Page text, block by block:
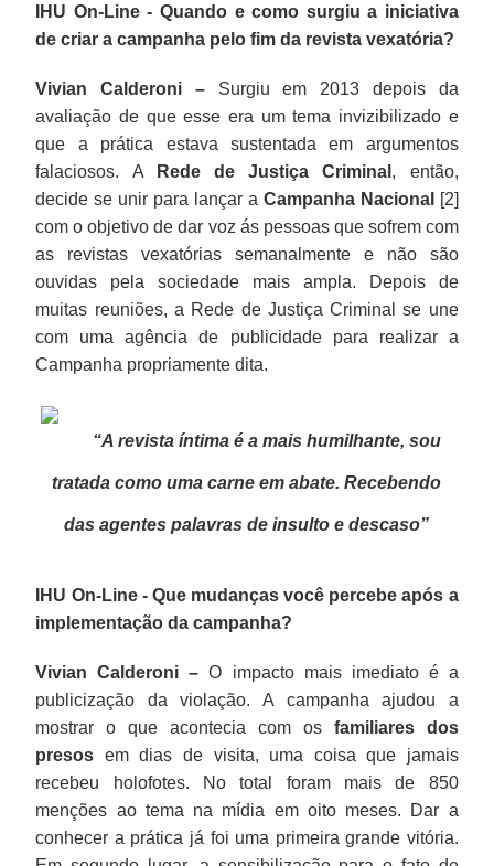
IHU On-Line - Quando e como surgiu a iniciativa
de criar a campanha pelo fim da revista vexatória?
Vivian Calderoni –Surgiu em 2013 depois da
avaliação de que esse era um tema invizibilizado e
que a prática estava sustentada em argumentos
falaciosos. A
Rede de Justiça Criminal , então,
decide se unir para lançar a Campanha Nacional
[2]
com o objetivo de dar voz ás pessoas que sofrem com
as revistas vexatórias semanalmente e não são
ouvidas pela sociedade mais ampla. Depois de
muitas reuniões, a Rede de Justiça Criminal se une
com uma agência de publicidade para realizar a
Campanha propriamente dita.
“A revista íntima é a mais humilhante, sou
tratada como uma carne em abate. Recebendo
das agentes palavras de insulto e descaso”
IHU On-Line - Que mudanças você percebe após a
implementação da campanha?
Vivian Calderoni – O impacto mais imediato é a
publicização da violação. A campanha ajudou a
mostrar o que acontecia com os familiares dos
presos em dias de visita, uma coisa que jamais
recebeu holofotes. No total foram mais de 850
menções ao tema na mídia em oito meses. Dar a
conhecer a prática já foi uma primeira grande vitória.